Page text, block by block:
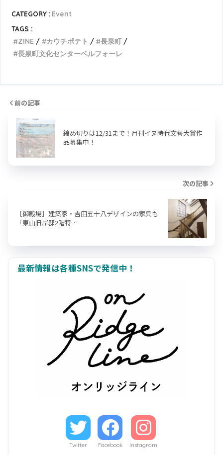
CATEGORY : Event
TAGS :
ZINE
カウチポテト
長泉町
長泉町文化センターベルフォーレ
前の記事
締め切りは12/31まで！月刊イヌ時代文藝大賞作
品募集中！
次の記事
［御殿場］建築家・吉田五十八デザインの家具も
「東山旧岸邸2階特…
最新情報は各種SNSで発信中！
Twitter Facebook Instagram